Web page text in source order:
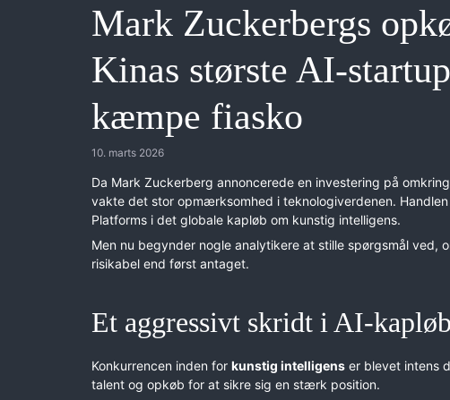
Mark Zuckerbergs
Kinas største AI-
kæmpe fiasko
10. marts 2026
Da Mark Zuckerberg annoncerede en investering på omkring
vakte det stor opmærksomhed i teknologiverdenen.
Platforms i det globale kapløb om kunstig intelligens.
Men nu begynder nogle analytikere at stille spørgsmål
risikabel end først antaget.
Et aggressivt skridt i AI-
Konkurrencen inden for kunstig intelligens er blevet intens
talent og opkøb for at sikre sig en stærk position.